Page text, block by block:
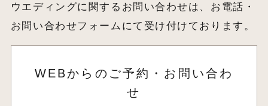
ウエディングに関するお問い合わせは、お電話・
お問い合わせフォームにて受け付けております。
WEBからのご予約・お問い合わ
せ